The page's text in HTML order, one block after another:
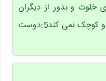
در جای خلوت و بدور از دیگران
عیب مارا به ما می گوید4:عیب ما را بزرگ و کوچک نمی کند5:دوست